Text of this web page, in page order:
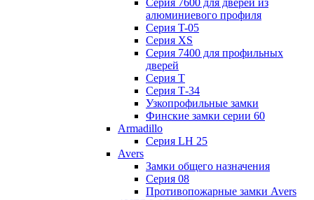
Серия 7600 для дверей из
алюминиевого профиля
Серия T-05
Серия XS
Серия 7400 для профильных
дверей
Серия Т
Серия Т-34
Узкопрофильные замки
Финские замки серии 60
Armadillo
Серия LH 25
Avers
Замки общего назначения
Серия 08
Противопожарные замки Avers